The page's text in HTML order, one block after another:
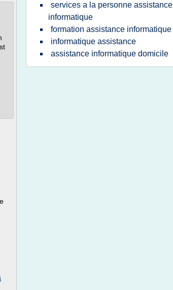
services a la personne assistance
informatique
formation assistance informatique
informatique assistance
assistance informatique domicile